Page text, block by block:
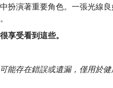
扮演著重要角色。一張光線
享受看到這些。
能存在錯誤或遺漏，僅用於